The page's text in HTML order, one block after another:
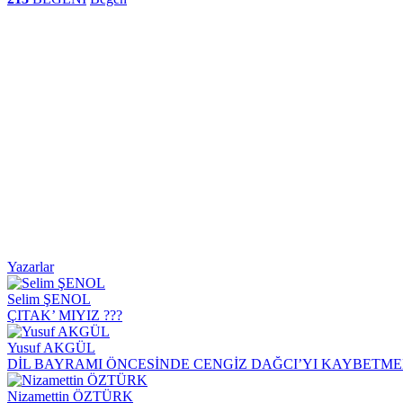
Yazarlar
Selim ŞENOL
ÇITAK’ MIYIZ ???
Yusuf AKGÜL
DİL BAYRAMI ÖNCESİNDE CENGİZ DAĞCI’YI
Nizamettin ÖZTÜRK